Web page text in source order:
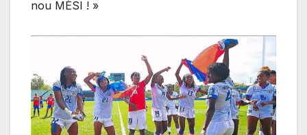
nou MÈSI ! »